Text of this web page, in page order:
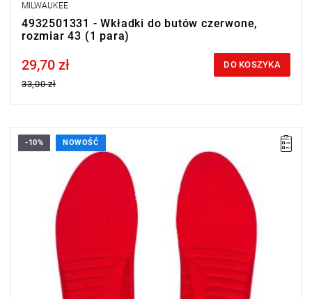
MILWAUKEE
4932501331 - Wkładki do butów czerwone,
rozmiar 43 (1 para)
Price tax included
29,70 zł
33,00 zł
DO KOSZYKA
-10% NOWOŚĆ